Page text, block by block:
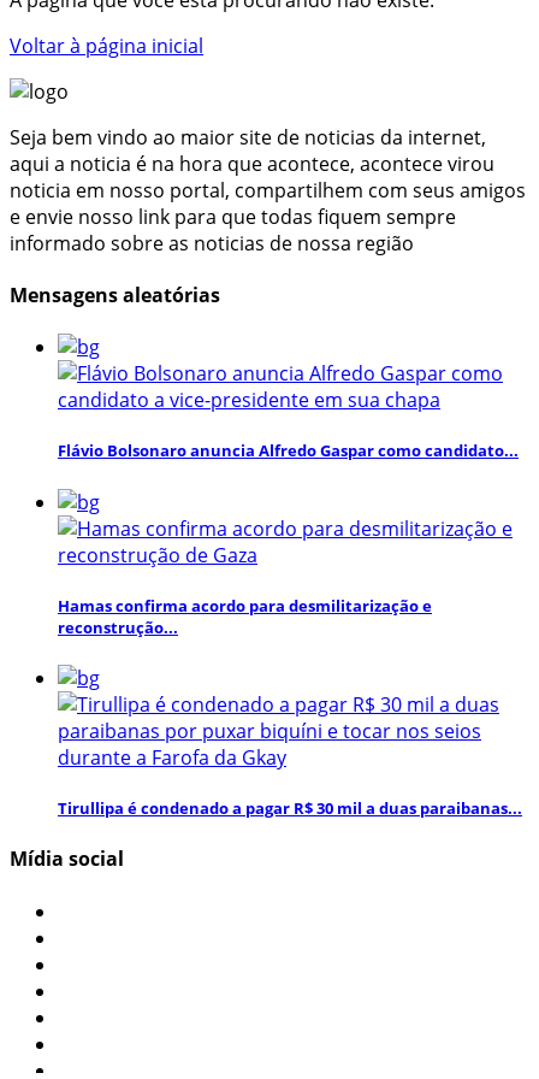
Voltar à página inicial
Seja bem vindo ao maior site de noticias da internet,
aqui a noticia é na hora que acontece, acontece virou
noticia em nosso portal, compartilhem com seus amigos
e envie nosso link para que todas fiquem sempre
informado sobre as noticias de nossa região
Mensagens aleatórias
Flávio Bolsonaro anuncia Alfredo Gaspar como candidato...
Hamas confirma acordo para desmilitarização e
reconstrução...
Tirullipa é condenado a pagar R$ 30 mil a duas paraibanas...
Mídia social